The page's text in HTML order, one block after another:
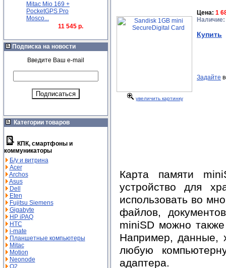
Mitac Mio 169 +
PocketGPS Pro
Mosco...
11 545 р.
Подписка на новости
Введите Ваш e-mail
Категории товаров
КПК, смартфоны и
коммуникаторы
Б/у и витрина
Acer
Archos
Asus
Dell
Eten
Fujitsu Siemens
Gigabyte
HP iPAQ
HTC
i-mate
Планшетные компьютеры
Mitac
Motion
Neonode
O2
увеличить картинку
Цена: 1
Наличие:
Купить
Задайте
Карта памяти
устройство для
использовать во
файлов,
miniSD можно
Например, данные,
любую
адаптера.